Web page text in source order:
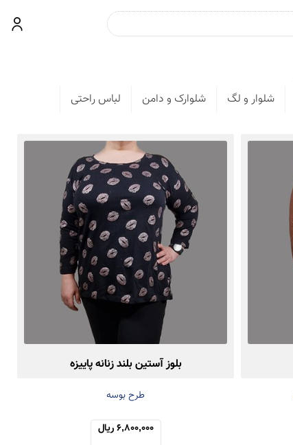
ورود جست و جو
شلوار و لگ شلوارک و دامن لباس راحتی
بلوز آستین بلند زنانه پاییزه
طرح بوسه
6,800,000 ریال